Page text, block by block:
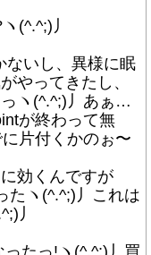
(^.^;)丿
いし、異様に眠
やってきたし、
ヽ(^.^;)丿あぁ…
が終わって無
片付くかのぉ〜
効くんですが
たヽ(^.^;)丿これは
丿
たっ!ヽ(^.^;)丿買